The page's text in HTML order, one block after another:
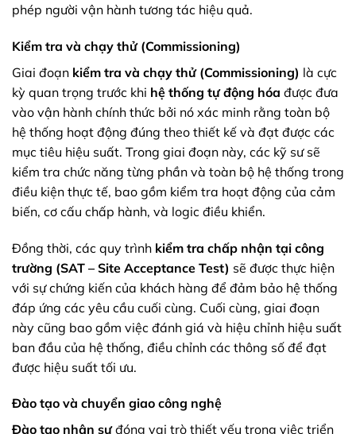
phép người vận hành tương tác hiệu quả.
Kiểm tra và chạy thử (Commissioning)
Giai đoạn kiểm tra và chạy thử (Commissioning) là cực
kỳ quan trọng trước khi hệ thống tự động hóa được đưa
vào vận hành chính thức bởi nó xác minh rằng toàn bộ
hệ thống hoạt động đúng theo thiết kế và đạt được các
mục tiêu hiệu suất. Trong giai đoạn này, các kỹ sư sẽ
kiểm tra chức năng từng phần và toàn bộ hệ thống trong
điều kiện thực tế, bao gồm kiểm tra hoạt động của cảm
biến, cơ cấu chấp hành, và logic điều khiển.
Đồng thời, các quy trình kiểm tra chấp nhận tại công
trường (SAT – Site Acceptance Test) sẽ được thực hiện
với sự chứng kiến của khách hàng để đảm bảo hệ thống
đáp ứng các yêu cầu cuối cùng. Cuối cùng, giai đoạn
này cũng bao gồm việc đánh giá và hiệu chỉnh hiệu suất
ban đầu của hệ thống, điều chỉnh các thông số để đạt
được hiệu suất tối ưu.
Đào tạo và chuyển giao công nghệ
Đào tạo nhân sựđóng vai trò thiết yếu trong việc triển